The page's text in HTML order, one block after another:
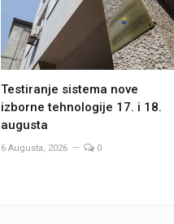
Testiranje sistema nove
izborne tehnologije 17. i 18.
augusta
6 Augusta, 2026 0